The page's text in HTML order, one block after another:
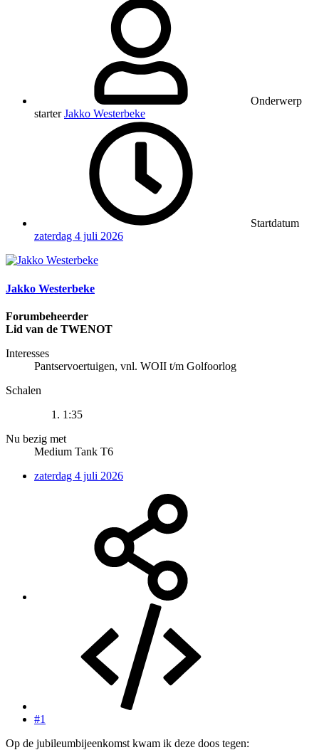
Onderwerp
starter Jakko Westerbeke
Startdatum
zaterdag 4 juli 2026
Jakko Westerbeke
Forumbeheerder
Lid van de TWENOT
Interesses
Pantservoertuigen, vnl. WOII t/m Golfoorlog
Schalen
1:35
Nu bezig met
Medium Tank T6
zaterdag 4 juli 2026
#1
Op de jubileumbijeenkomst kwam ik deze doos tegen: